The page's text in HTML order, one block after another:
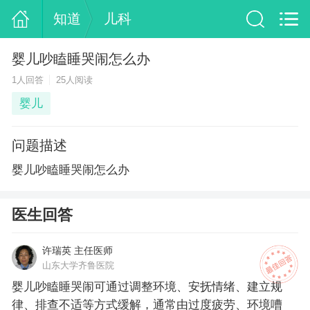
知道 儿科
婴儿吵瞌睡哭闹怎么办
1人回答 25人阅读
婴儿
问题描述
婴儿吵瞌睡哭闹怎么办
医生回答
许瑞英 主任医师
山东大学齐鲁医院
婴儿吵瞌睡哭闹可通过调整环境、安抚情绪、建立规
律、排查不适等方式缓解，通常由过度疲劳、环境嘈